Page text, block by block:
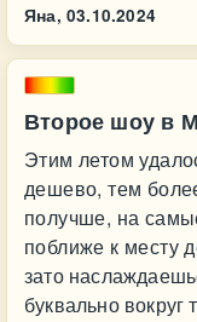
Яна, 03.10.2024
Второе шоу в
Этим летом
дешево, тем
получше, на
поближе к месту
зато
буквально